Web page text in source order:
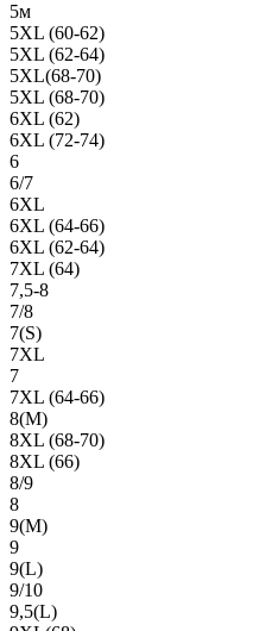
5м
5XL (60-62)
5XL (62-64)
5XL(68-70)
5XL (68-70)
6XL (62)
6XL (72-74)
6
6/7
6XL
6XL (64-66)
6XL (62-64)
7XL (64)
7,5-8
7/8
7(S)
7XL
7
7XL (64-66)
8(М)
8XL (68-70)
8XL (66)
8/9
8
9(М)
9
9(L)
9/10
9,5(L)